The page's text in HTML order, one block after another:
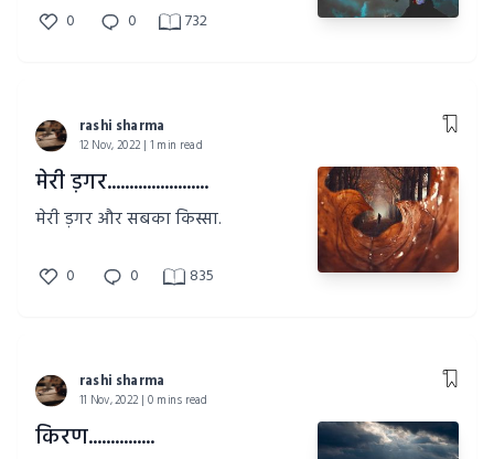
0 0 732
rashi sharma
12 Nov, 2022 | 1 min read
मेरी ड़गर.......................
मेरी ड़गर और सबका किस्सा.
0 0 835
rashi sharma
11 Nov, 2022 | 0 mins read
किरण...............